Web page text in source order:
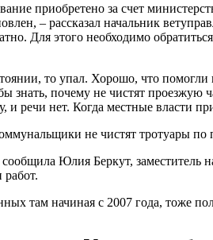
приобретено за счет
– рассказал начальник
Для этого необходимо
то упал. Хорошо, что
знать, почему не чистят проезжую
и речи нет. Когда местные власти
не чистят тротуары
Юлия Беркут,
начиная с 2007 года, тоже